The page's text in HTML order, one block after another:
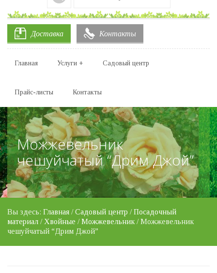
Доставка Контакты
Главная Услуги + Садовый центр
Прайс-листы Контакты
Можжевельник
чешуйчатый “Дрим Джой”
Вы здесь: Главная /Садовый центр /Посадочный
материал / Хвойные /Можжевельник / Можжевельник
чешуйчатый “Дрим Джой”